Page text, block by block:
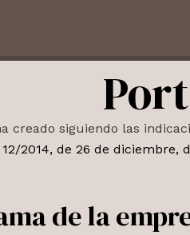
creado siguiendo las
12/2014, de 26 de diciembre,
de la